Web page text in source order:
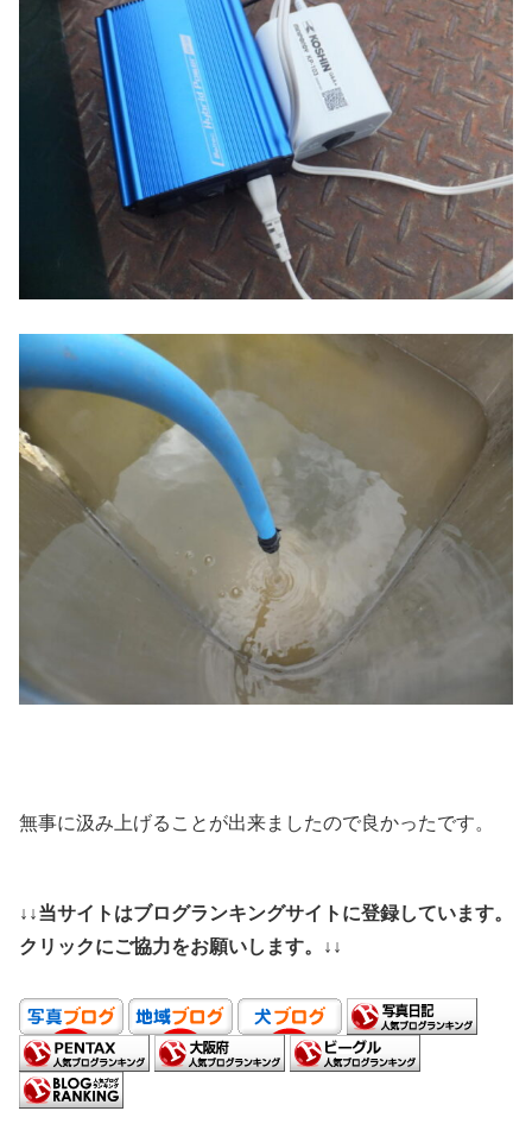
無事に汲み上げることが出来ましたので良かったです。
↓↓当サイトはブログランキングサイトに登録しています。
クリックにご協力をお願いします。↓↓